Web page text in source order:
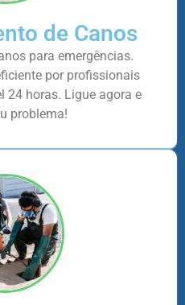
de Canos
para emergências.
por profissionais
24 horas. Ligue agora e
problema!